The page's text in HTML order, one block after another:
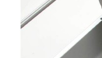
Изделие изготовлено из
подходят для
Коврик отличается
подрезается под
большинства видов полок